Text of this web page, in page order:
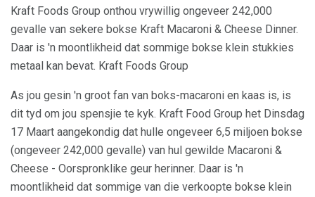
Kraft Foods Group onthou vrywillig ongeveer 242,000
gevalle van sekere bokse Kraft Macaroni & Cheese Dinner.
Daar is 'n moontlikheid dat sommige bokse klein stukkies
metaal kan bevat. Kraft Foods Group
As jou gesin 'n groot fan van boks-macaroni en kaas is, is
dit tyd om jou spensjie te kyk. Kraft Food Group het Dinsdag
17 Maart aangekondig dat hulle ongeveer 6,5 miljoen bokse
(ongeveer 242,000 gevalle) van hul gewilde Macaroni &
Cheese - Oorspronklike geur herinner. Daar is 'n
moontlikheid dat sommige van die verkoopte bokse klein